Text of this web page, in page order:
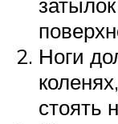
Ноги
стоять